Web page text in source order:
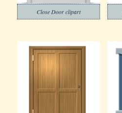
Close Door clipart